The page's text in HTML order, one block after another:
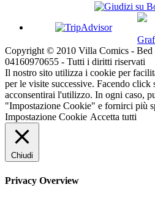
Copyright © 2010 Villa Comics - Bed
04160970655 - Tutti i diritti riservati
Il nostro sito utilizza i cookie per
per le visite successive. Facendo click
acconsentirai l'utilizzo. In ogni caso,
"Impostazione Cookie" e fornirci più
Impostazione Cookie Accetta tutti
Chiudi
Privacy Overview